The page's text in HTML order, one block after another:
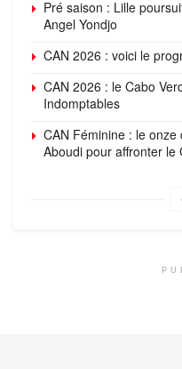
Pré saison : Lille
Angel Yondjo
CAN 2026 : voici le
CAN 2026 : le Cabo
Indomptables
CAN Féminine : le
Aboudi pour affronter le